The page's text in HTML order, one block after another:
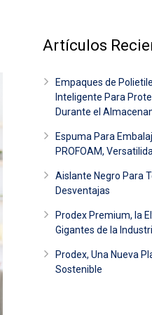
Artículos
Empaques de
Inteligente Para
Durante el
Espuma Para
PROFOAM,
Aislante Negro Para
Desventajas
Prodex Premium, la
Gigantes de la
Prodex, Una Nueva
Sostenible